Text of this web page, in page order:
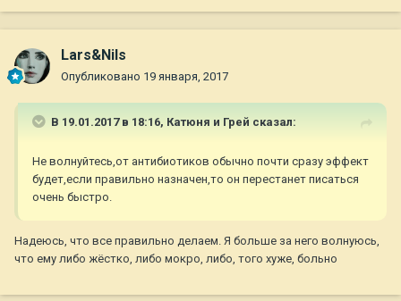
Lars&Nils
Опубликовано 19 января, 2017
В 19.01.2017 в 18:16, Катюня и Грей сказал:
Не волнуйтесь,от антибиотиков обычно почти сразу эффект
будет,если правильно назначен,то он перестанет писаться
очень быстро.
Надеюсь, что все правильно делаем. Я больше за него волнуюсь,
что ему либо жёстко, либо мокро, либо, того хуже, больно